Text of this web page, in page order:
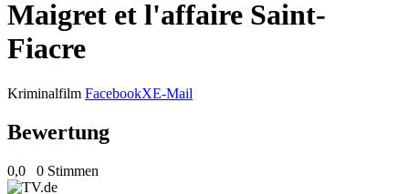
Maigret et l'affaire Saint-
Fiacre
Kriminalfilm FacebookXE-Mail
Bewertung
0,0 0 Stimmen